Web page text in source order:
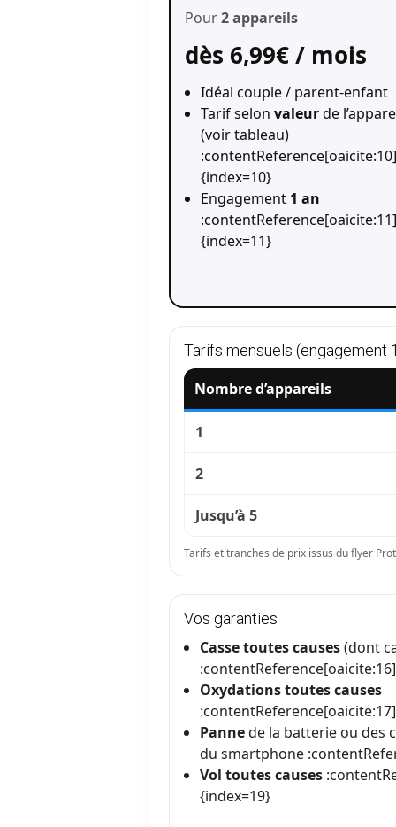
Pour2 appareils
dès 6,99€ / mois
Idéal couple / parent-enfant
Tarif selon valeurde
(voir tableau)
:contentReference[oaicite:10]
{index=10}
Engagement 1 an
:contentReference[oaicite:11]
{index=11}
Tarifs mensuels (engagement
Nombre d’appareils
1
2
Jusqu’à 5
Tarifs et tranches de prix issus du flyer
Vos garanties
Casse toutes causes(dont
Oxydations toutes causes
Pannede la batterie ou des
du smartphone
Vol toutes causes
{index=19}